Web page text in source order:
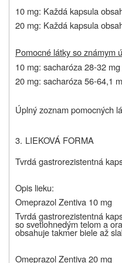
10 mg: Každá kapsula
20 mg: Každá kapsula
Pomocné látky so známym
10 mg: sacharóza 28-32
20 mg: sacharóza 56-64,1
Úplný zoznam pomocných
3. LIEKOVÁ FORMA
Tvrdá gastrorezistentná
Opis lieku:
Omeprazol Zentiva 10 mg
Tvrdá gastrorezistentná
so svetlohnedým telom a
obsahuje takmer biele až
Omeprazol Zentiva 20 mg